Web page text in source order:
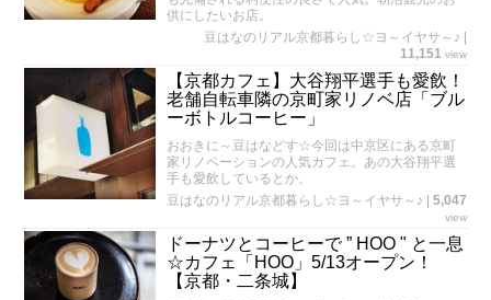
供にしたいお店。
豆はなのリアル京都暮らし☆ヨ～イヤサ～♪
11,151 view
【京都カフェ】大谷翔平選手も愛飲！
老舗自転車隣の京町家リノベ店「ブル
ーボトルコーヒー」
おおきに～豆はなどす☆今回は中京区にある京町
家リノベーションの人気カフェ。あの大谷翔平選
手も愛飲しているとか。
豆はなのリアル京都暮らし☆ヨ～イヤサ～♪
5,047
view
ドーナツとコーヒーで ” HOO " と一息
☆カフェ「HOO」5/13オープン！
【京都・二条城】